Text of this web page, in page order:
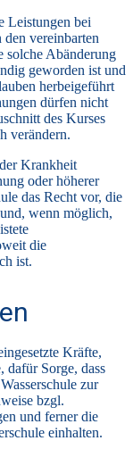
Leistungen bei
vereinbarten
solche Abänderung
geworden ist und
herbeigeführt
dürfen nicht
des Kurses
verändern.
Krankheit
oder höherer
das Recht vor, die
wenn möglich,
die
ist.
Kräfte,
dafür Sorge, dass
zur
bzgl.
und ferner die
einhalten.